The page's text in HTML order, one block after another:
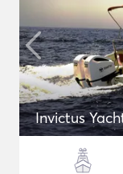
Invictus